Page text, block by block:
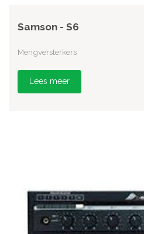
Samson - S6
Mengversterkers
Lees meer